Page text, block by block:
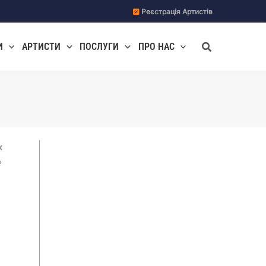
Реєстрація Артистів
АРТИСТИ ПОСЛУГИ ПРО НАС Пошук